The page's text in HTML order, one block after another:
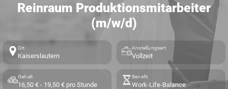
Reinraum Produktionsmitarbeiter
(m/w/d)
Ort
Kaiserslautern
Anstellungsart
Vollzeit
Gehalt
16,50 € - 19,50 € pro Stunde
Benefit
Work-Life-Balance